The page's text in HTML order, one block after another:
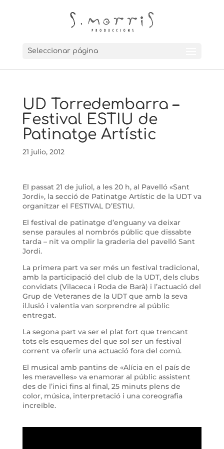
Seleccionar página
UD Torredembarra –
Festival ESTIU de
Patinatge Artístic
21 julio, 2012
El passat 21 de juliol, a les 20 h, al Pavelló «Sant
Jordi», la secció de Patinatge Artístic de la UDT va
organitzar el FESTIVAL D’ESTIU.
El festival de patinatge d’enguany va deixar
sense paraules al nombrós públic que dissabte
tarda – nit va omplir la graderia del pavelló Sant
Jordi.
La primera part va ser més un festival tradicional,
amb la participació del club de la UDT, dels clubs
convidats (Vilaceca i Roda de Barà) i l’actuació del
Grup de Veteranes de la UDT que amb la seva
il.lusió i valentia van sorprendre al públic
entregat.
La segona part va ser el plat fort que trencant
tots els esquemes del que sol ser un festival
corrent va oferir una actuació fora del comú.
El musical amb pantins de «Alícia en el país de
les meravelles» va enamorar al públic assistent
des de l’inici fins al final, 25 minuts plens de
color, música, interpretació i una coreografia
increïble.